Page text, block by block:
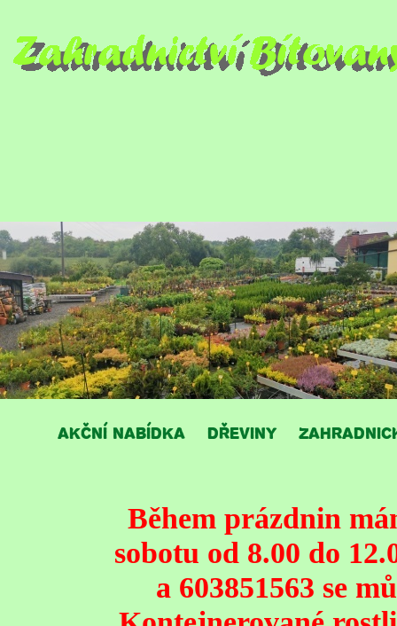
AKČNÍ NABÍDKA DŘEVINY
Během prázdnin
sobotu od 8.00 do
a 603851563 se